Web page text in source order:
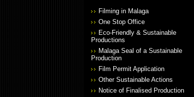
Filming in Malaga
One Stop Office
Eco-Friendly & Sustainable
Productions
Malaga Seal of a Sustainable
Production
Film Permit Application
Other Sustainable Actions
Notice of Finalised Production